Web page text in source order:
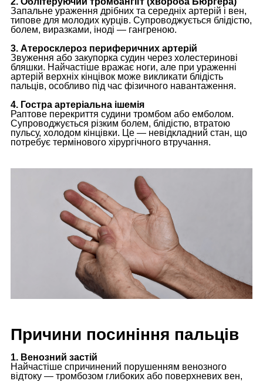
Запальне ураження дрібних та середніх артерій і вен,
типове для молодих курців. Супроводжується блідістю,
болем, виразками, іноді — гангреною.
3. Атеросклероз периферичних артерій
Звуження або закупорка судин через холестеринові
бляшки. Найчастіше вражає ноги, але при ураженні
артерій верхніх кінцівок може викликати блідість
пальців, особливо під час фізичного навантаження.
4. Гостра артеріальна ішемія
Раптове перекриття судини тромбом або емболом.
Супроводжується різким болем, блідістю, втратою
пульсу, холодом кінцівки. Це — невідкладний стан, що
потребує термінового хірургічного втручання.
Причини посиніння пальців
1. Венозний застій
Найчастіше спричинений порушенням венозного
відтоку — тромбозом глибоких або поверхневих вен,